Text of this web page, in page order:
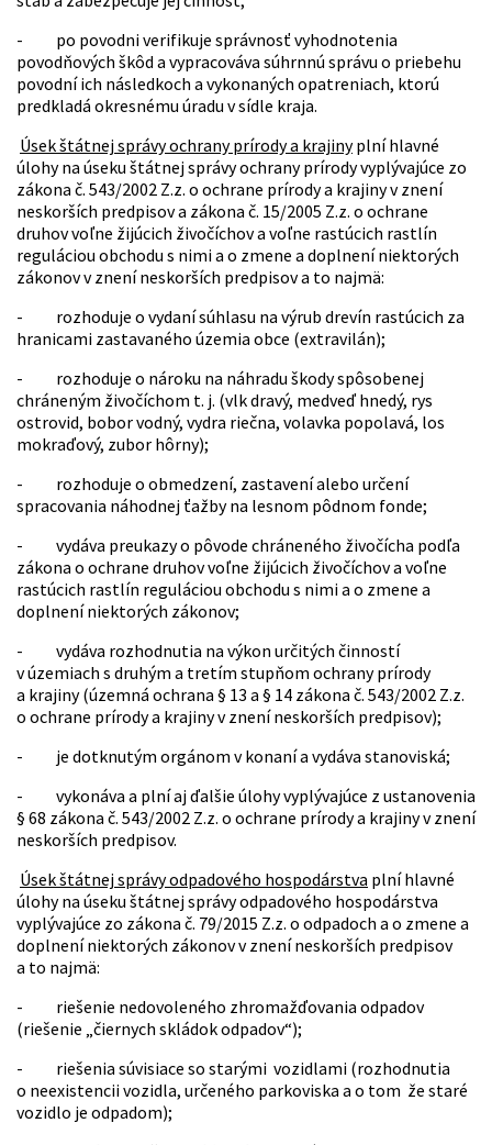
- po povodni verifikuje správnosť vyhodnotenia
povodňových škôd a vypracováva súhrnnú správu o priebehu
povodní ich následkoch a vykonaných opatreniach, ktorú
predkladá okresnému úradu v sídle kraja.
Úsek štátnej správy ochrany prírody a krajinyplní hlavné
úlohy na úseku štátnej správy ochrany prírody vyplývajúce zo
zákona č. 543/2002 Z.z. o ochrane prírody a krajiny v znení
neskorších predpisov a zákona č. 15/2005 Z.z. o ochrane
druhov voľne žijúcich živočíchov a voľne rastúcich rastlín
reguláciou obchodu s nimi a o zmene a doplnení niektorých
zákonov v znení neskorších predpisov a to najmä:
- rozhoduje o vydaní súhlasu na výrub drevín rastúcich za
hranicami zastavaného územia obce (extravilán);
- rozhoduje o nároku na náhradu škody spôsobenej
chráneným živočíchom t. j. (vlk dravý, medveď hnedý, rys
ostrovid, bobor vodný, vydra riečna, volavka popolavá, los
mokraďový, zubor hôrny);
- rozhoduje o obmedzení, zastavení alebo určení
spracovania náhodnej ťažby na lesnom pôdnom fonde;
- vydáva preukazy o pôvode chráneného živočícha podľa
zákona o ochrane druhov voľne žijúcich živočíchov a voľne
rastúcich rastlín reguláciou obchodu s nimi a o zmene a
doplnení niektorých zákonov;
- vydáva rozhodnutia na výkon určitých činností
v územiach s druhým a tretím stupňom ochrany prírody
a krajiny (územná ochrana § 13 a § 14 zákona č. 543/2002 Z.z.
o ochrane prírody a krajiny v znení neskorších predpisov);
- je dotknutým orgánom v konaní a vydáva stanoviská;
- vykonáva a plní aj ďalšie úlohy vyplývajúce z ustanovenia
§ 68 zákona č. 543/2002 Z.z. o ochrane prírody a krajiny v znení
neskorších predpisov.
Úsek štátnej správy odpadového hospodárstva plní hlavné
úlohy na úseku štátnej správy odpadového hospodárstva
vyplývajúce zo zákona č. 79/2015 Z.z. o odpadoch a o zmene a
doplnení niektorých zákonov v znení neskorších predpisov
a to najmä:
- riešenie nedovoleného zhromažďovania odpadov
(riešenie „čiernych skládok odpadov“);
- riešenia súvisiace so starými vozidlami (rozhodnutia
o neexistencii vozidla, určeného parkoviska a o tom že staré
vozidlo je odpadom);